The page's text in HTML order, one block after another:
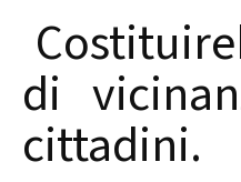
di
cittadini.